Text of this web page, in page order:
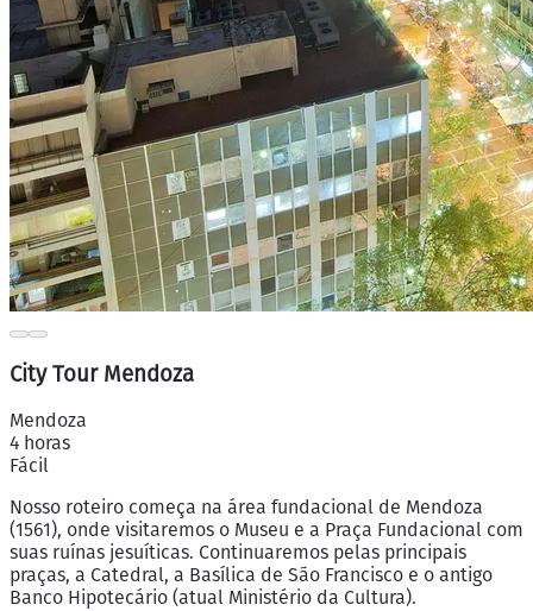
City Tour Mendoza
Mendoza
4 horas
Fácil
Nosso roteiro começa na área fundacional de Mendoza
(1561), onde visitaremos o Museu e a Praça Fundacional com
suas ruínas jesuíticas. Continuaremos pelas principais
praças, a Catedral, a Basílica de São Francisco e o antigo
Banco Hipotecário (atual Ministério da Cultura).